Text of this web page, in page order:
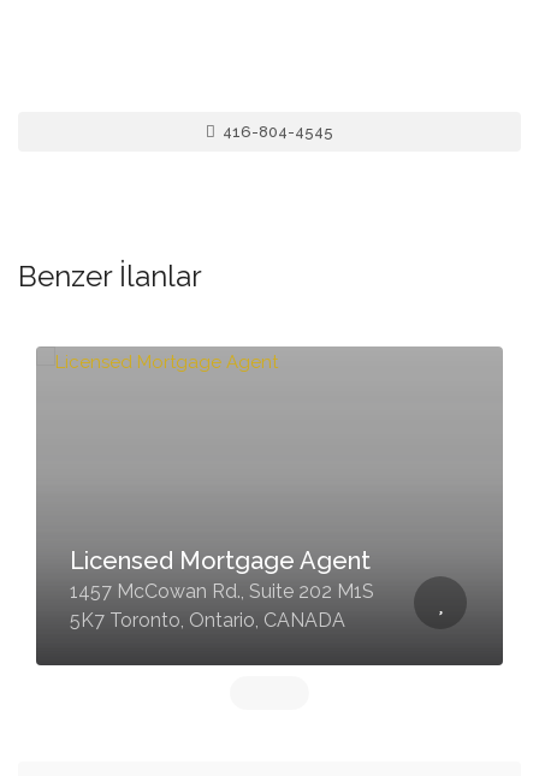
416-804-4545
Benzer İlanlar
10 Rockwood Avenue Saint
Catharines, Ontario - L2P 1E5,
CANADA - #28CT,#64ST,#CACO